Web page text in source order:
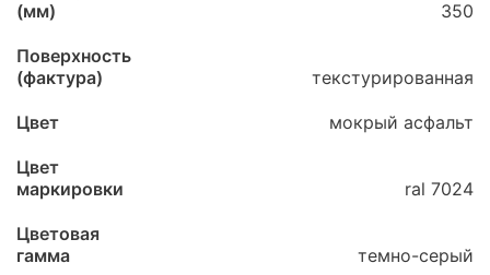
(мм)
350
Поверхность
(фактура)
текстурированная
Цвет мокрый асфальт
Цвет
маркировки
ral 7024
Цветовая
гамма
темно-серый